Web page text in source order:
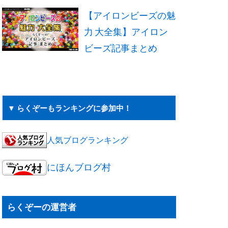
【アイロンビーズの魅
力 大全集】アイロン
ビーズ記事まとめ
▼ らくぞーもランキングに参加中！
人気ブログランキング
にほんブログ村
らくぞーの運営者